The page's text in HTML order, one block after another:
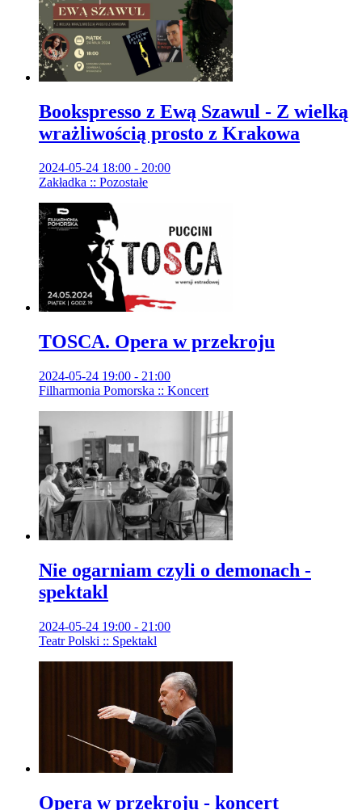
Bookspresso z Ewą Szawul - Z wielką
wrażliwością prosto z Krakowa
2024-05-24 18:00 - 20:00
Zakładka :: Pozostałe
TOSCA. Opera w przekroju
2024-05-24 19:00 - 21:00
Filharmonia Pomorska :: Koncert
Nie ogarniam czyli o demonach -
spektakl
2024-05-24 19:00 - 21:00
Teatr Polski :: Spektakl
Opera w przekroju - koncert